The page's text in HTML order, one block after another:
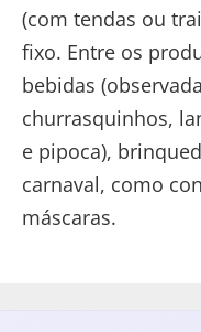
(com tendas ou
fixo. Entre os
bebidas
churrasquinhos,
e pipoca),
carnaval, como
máscaras.